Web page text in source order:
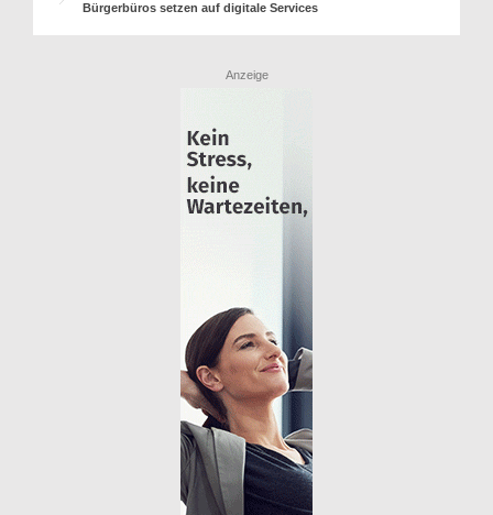
Bürgerbüros setzen auf digitale Services
Anzeige